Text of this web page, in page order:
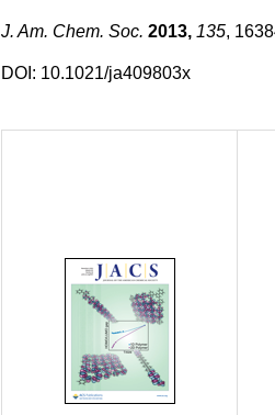
J. Am. Chem. Soc. 2013, 135,
DOI: 10.1021/ja409803x